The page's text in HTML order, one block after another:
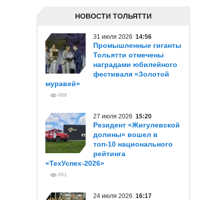
НОВОСТИ ТОЛЬЯТТИ
31 июля 2026 14:56
Промышленные гиганты
Тольятти отмечены
наградами юбилейного
фестиваля «Золотой
муравей»
988
27 июля 2026 15:20
Резидент «Жигулевской
долины» вошел в
топ-10 национального
рейтинга
«ТехУспех-2026»
991
24 июля 2026 16:17